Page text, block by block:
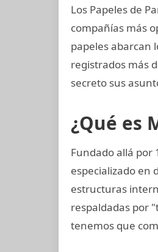
Los Papeles de
compañías más
papeles abarcan
registrados más
secreto sus
¿Qué es
Fundado allá por
especializado en
estructuras
respaldadas por
tenemos que